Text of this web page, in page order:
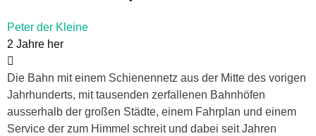
Peter der Kleine
2 Jahre her
Die Bahn mit einem Schienennetz aus der Mitte des vorigen
Jahrhunderts, mit tausenden zerfallenen Bahnhöfen
ausserhalb der großen Städte, einem Fahrplan und einem
Service der zum Himmel schreit und dabei seit Jahren